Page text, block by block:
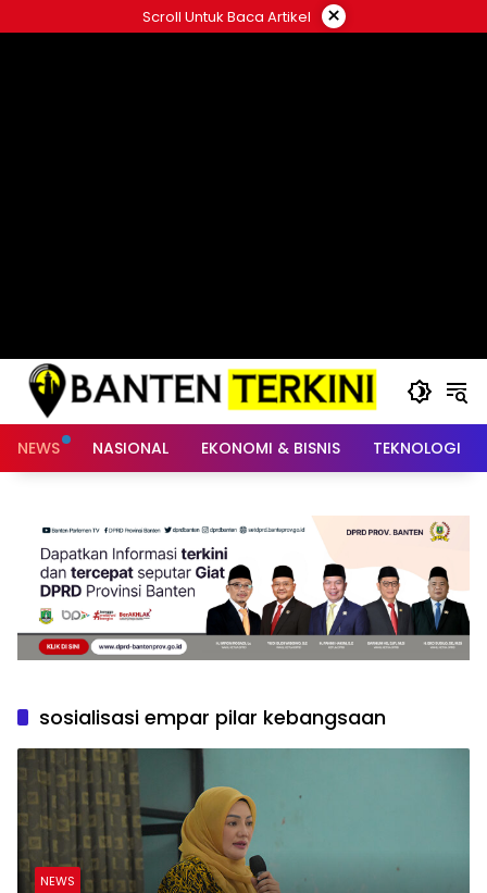
ke
Scroll Untuk Baca Artikel ×
NEWS NASIONAL EKONOMI & BISNIS TEKNOLOGI
sosialisasi empar pilar kebangsaan
NEWS